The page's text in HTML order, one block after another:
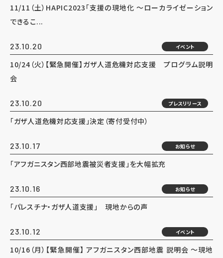
11/11（土）HAPIC2023「支援の現地化 ～ローカライゼーション
できるこ...
23.10.20 イベント
10/24（火）【緊急開催】ガザ人道危機対応支援 プログラム説明
会
23.10.20 プレスリリース
「ガザ人道危機対応支援」決定（寄付受付中）
23.10.17 お知らせ
「アフガニスタン西部地震被災者支援」を大幅拡充
23.10.16 お知らせ
「パレスチナ・ガザ人道支援」 現地からの声
23.10.12 イベント
10/16（月）【緊急開催】 アフガニスタン西部地震 説明会 ～現地